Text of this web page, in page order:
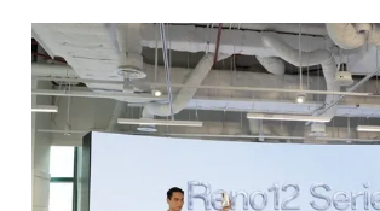
Đọc Thanh Niên trên điện thoại